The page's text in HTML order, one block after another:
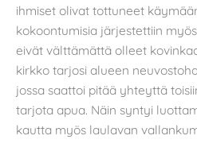
ihmiset olivat tottuneet
kokoontumisia järjestettiin
eivät välttämättä olleet
kirkko tarjosi alueen
jossa saattoi pitää yhteyttä
tarjota apua. Näin syntyi
kautta myös laulavan